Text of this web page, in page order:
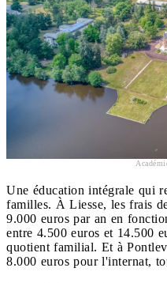
Une éducation intégrale qui
familles. À Liesse, les frais
9.000 euros par an en
entre 4.500 euros et 14.500
quotient familial. Et à
8.000 euros pour l'internat,